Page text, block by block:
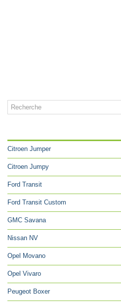
Citroen Jumper
Citroen Jumpy
Ford Transit
Ford Transit Custom
GMC Savana
Nissan NV
Opel Movano
Opel Vivaro
Peugeot Boxer